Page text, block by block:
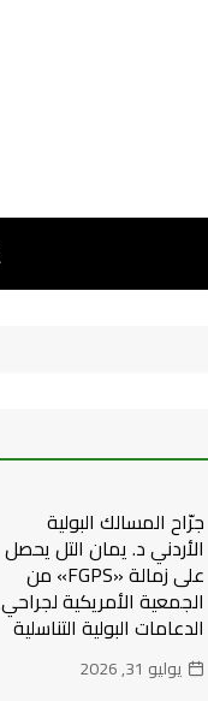
جرّاح المسالك البولية
الأردني د. يمان التل يحصل
على زمالة «FGPS» من
الجمعية الأمريكية لجراحي
الدعامات البولية التناسلية
يوليو 31, 2026